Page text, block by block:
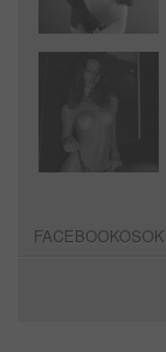
FACEBOOKOSOK